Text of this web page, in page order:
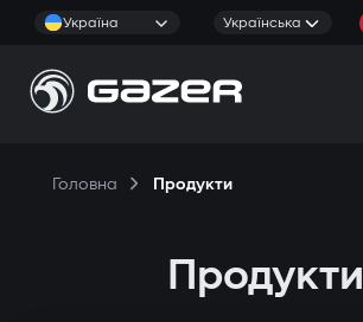
Україна Українська
Головна Продукти
Продукти